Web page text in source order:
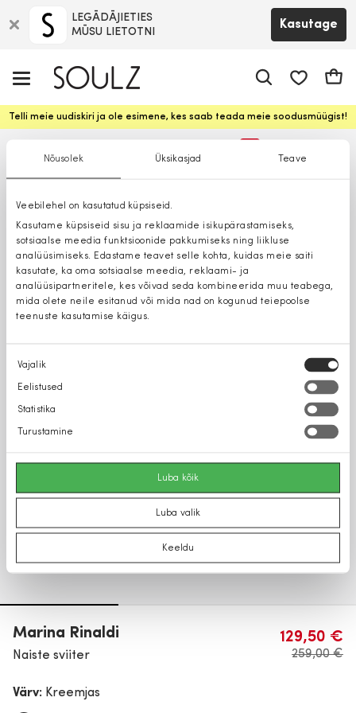
Nõusolek Üksikasjad Teave
Veebilehel on kasutatud küpsiseid.
Kasutame küpsiseid sisu ja reklaamide isikupärastamiseks,
sotsiaalse meedia funktsioonide pakkumiseks ning liikluse
analüüsimiseks. Edastame teavet selle kohta, kuidas meie saiti
kasutate, ka oma sotsiaalse meedia, reklaami- ja
analüüsipartneritele, kes võivad seda kombineerida muu teabega,
mida olete neile esitanud või mida nad on kogunud teiepoolse
teenuste kasutamise käigus.
Nõusoleku
valik
Vajalik
Eelistused
Statistika
Turustamine
Luba kõik
Luba valik
Keeldu
LEGĀDĀJIETIES
MŪSU LIETOTNI
Kasutage
Telli meie uudiskiri ja ole esimene, kes saab teada meie soodusmüügist!
Marina Rinaldi
Naiste sviiter
129,50 €
259,00 €
Värv: Kreemjas